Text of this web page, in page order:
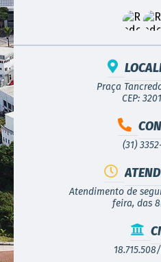
Praça
CEP:
(31)
Atendimento de
feira, das